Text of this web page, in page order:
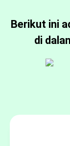
Berikut ini
di